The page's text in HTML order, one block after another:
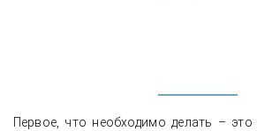
Первое, что необходимо делать – это